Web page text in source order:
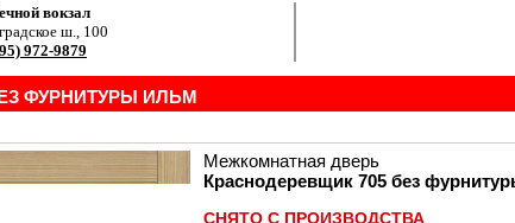
вокзал
ш., 100
972-9879
ФУРНИТУРЫ ИЛЬМ
Межкомнатная дверь
Краснодеревщик 705 без
СНЯТО С ПРОИЗВОДСТВА